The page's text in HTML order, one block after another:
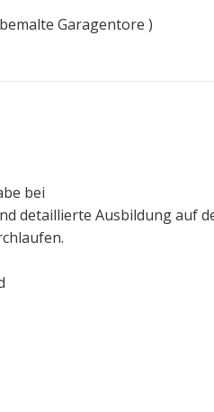
Garagentore )
bei
detaillierte Ausbildung auf